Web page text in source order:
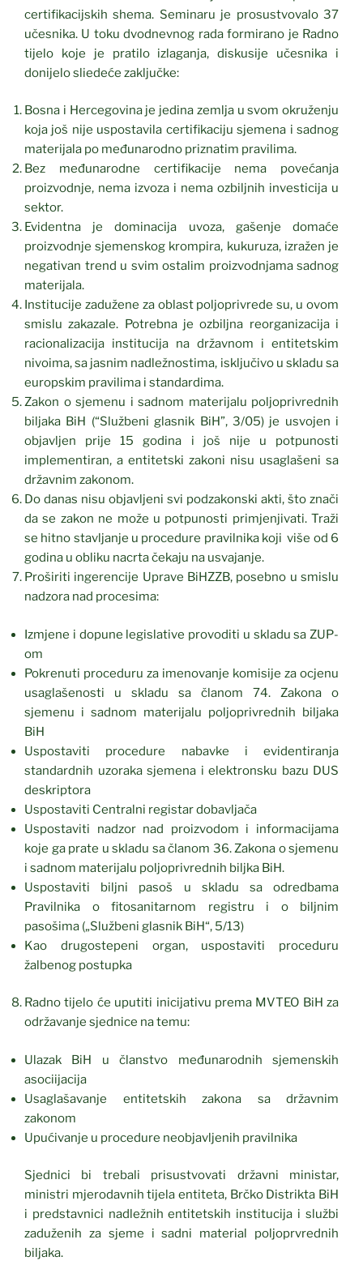
certifikacijskih shema. Seminaru je prosustvovalo 37
učesnika. U toku dvodnevnog rada formirano je Radno
tijelo koje je pratilo izlaganja, diskusije učesnika i
donijelo sliedeće zaključke:
Bosna i Hercegovina je jedina zemlja u svom okruženju
koja još nije uspostavila certifikaciju sjemena i sadnog
materijala po međunarodno priznatim pravilima.
Bez međunarodne certifikacije nema povećanja
proizvodnje, nema izvoza i nema ozbiljnih investicija u
sektor.
Evidentna je dominacija uvoza, gašenje domaće
proizvodnje sjemenskog krompira, kukuruza, izražen je
negativan trend u svim ostalim proizvodnjama sadnog
materijala.
Institucije zadužene za oblast poljoprivrede su, u ovom
smislu zakazale. Potrebna je ozbiljna reorganizacija i
racionalizacija institucija na državnom i entitetskim
nivoima, sa jasnim nadležnostima, isključivo u skladu sa
europskim pravilima i standardima.
Zakon o sjemenu i sadnom materijalu poljoprivrednih
biljaka BiH (“Službeni glasnik BiH”, 3/05) je usvojen i
objavljen prije 15 godina i još nije u potpunosti
implementiran, a entitetski zakoni nisu usaglašeni sa
državnim zakonom.
Do danas nisu objavljeni svi podzakonski akti, što znači
da se zakon ne može u potpunosti primjenjivati. Traži
se hitno stavljanje u procedure pravilnika koji više od 6
godina u obliku nacrta čekaju na usvajanje.
Proširiti ingerencije Uprave BiHZZB, posebno u smislu
nadzora nad procesima:
Izmjene i dopune legislative provoditi u skladu sa ZUP-
om
Pokrenuti proceduru za imenovanje komisije za ocjenu
usaglašenosti u skladu sa članom 74. Zakona o
sjemenu i sadnom materijalu poljoprivrednih biljaka
BiH
Uspostaviti procedure nabavke i evidentiranja
standardnih uzoraka sjemena i elektronsku bazu DUS
deskriptora
Uspostaviti Centralni registar dobavljača
Uspostaviti nadzor nad proizvodom i informacijama
koje ga prate u skladu sa članom 36. Zakona o sjemenu
i sadnom materijalu poljoprivrednih biljka BiH.
Uspostaviti biljni pasoš u skladu sa odredbama
Pravilnika o fitosanitarnom registru i o biljnim
pasošima („Službeni glasnik BiH“, 5/13)
Kao drugostepeni organ, uspostaviti proceduru
žalbenog postupka
Radno tijelo će uputiti inicijativu prema MVTEO BiH za
održavanje sjednice na temu:
Ulazak BiH u članstvo međunarodnih sjemenskih
asociijacija
Usaglašavanje entitetskih zakona sa državnim
zakonom
Upućivanje u procedure neobjavljenih pravilnika
Sjednici bi trebali prisustvovati državni ministar,
ministri mjerodavnih tijela entiteta, Brčko Distrikta BiH
i predstavnici nadležnih entitetskih institucija i službi
zaduženih za sjeme i sadni material poljoprvrednih
biljaka.